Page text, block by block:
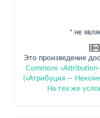
* не
Это произведение
Commons
(«Атрибуция —
На тех же